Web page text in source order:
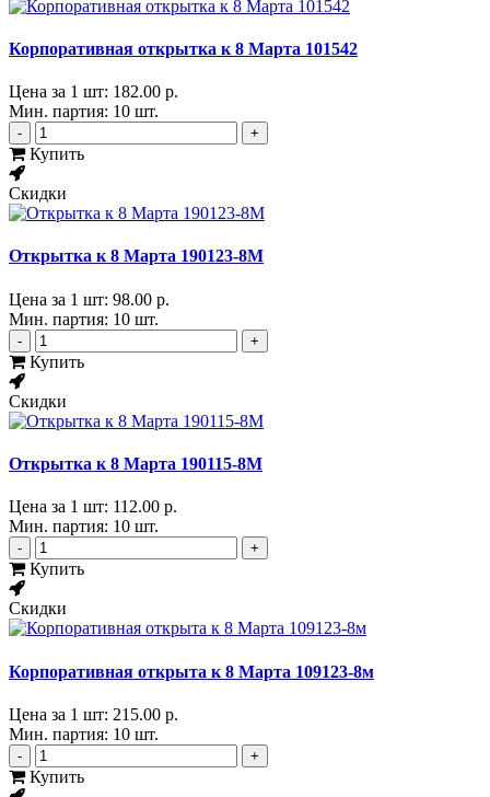
Корпоративная открытка к 8 Марта 101542
Цена за 1 шт: 182.00 р.
Мин. партия: 10 шт.
- +
Купить
Скидки
Открытка к 8 Марта 190123-8М
Цена за 1 шт: 98.00 р.
Мин. партия: 10 шт.
- +
Купить
Скидки
Открытка к 8 Марта 190115-8М
Цена за 1 шт: 112.00 р.
Мин. партия: 10 шт.
- +
Купить
Скидки
Корпоративная открыта к 8 Марта 109123-8м
Цена за 1 шт: 215.00 р.
Мин. партия: 10 шт.
- +
Купить